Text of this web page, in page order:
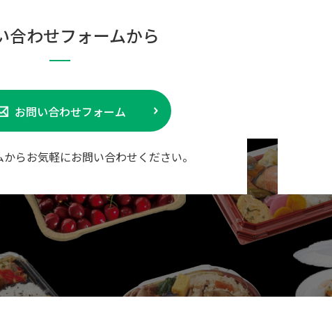
合わせフォームから
お問い合わせフォーム
からお気軽にお問い合わせください。